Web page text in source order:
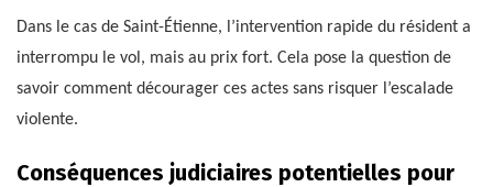
Dans le cas de Saint-Étienne, l’intervention rapide du résident a
interrompu le vol, mais au prix fort. Cela pose la question de
savoir comment décourager ces actes sans risquer l’escalade
violente.
Conséquences judiciaires potentielles pour